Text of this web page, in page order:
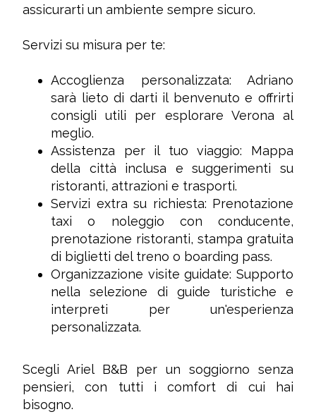
assicurarti un ambiente sempre sicuro.
Servizi su misura per te:
Accoglienza personalizzata: Adriano
sarà lieto di darti il benvenuto e offrirti
consigli utili per esplorare Verona al
meglio.
Assistenza per il tuo viaggio: Mappa
della città inclusa e suggerimenti su
ristoranti, attrazioni e trasporti.
Servizi extra su richiesta: Prenotazione
taxi o noleggio con conducente,
prenotazione ristoranti, stampa gratuita
di biglietti del treno o boarding pass.
Organizzazione visite guidate: Supporto
nella selezione di guide turistiche e
interpreti per un'esperienza
personalizzata.
Scegli Ariel B&B per un soggiorno senza
pensieri, con tutti i comfort di cui hai
bisogno.